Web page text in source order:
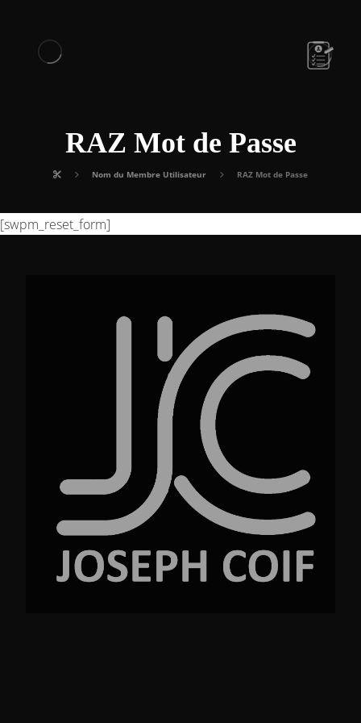
RAZ Mot de Passe
Nom du Membre Utilisateur RAZ Mot de Passe
[swpm_reset_form]